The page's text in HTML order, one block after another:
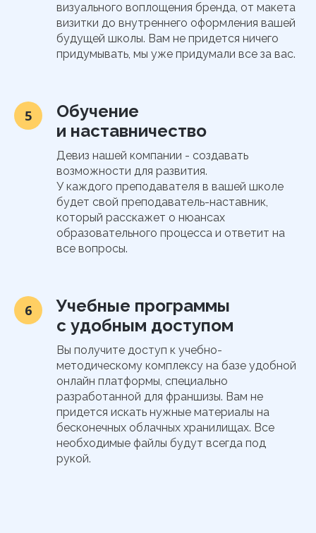
визуального воплощения бренда, от макета
визитки до внутреннего оформления вашей
будущей школы. Вам не придется ничего
придумывать, мы уже придумали все за вас.
5
Обучение
и наставничество
Девиз нашей компании - создавать
возможности для развития.
У каждого преподавателя в вашей школе
будет свой преподаватель-наставник,
который расскажет о нюансах
образовательного процесса и ответит на
все вопросы.
6
Учебные программы
с удобным доступом
Вы получите доступ к учебно-
методическому комплексу на базе удобной
онлайн платформы, специально
разработанной для франшизы. Вам не
придется искать нужные материалы на
бесконечных облачных хранилищах. Все
необходимые файлы будут всегда под
рукой.